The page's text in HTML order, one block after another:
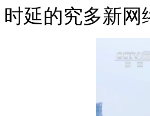
时延的究多新网